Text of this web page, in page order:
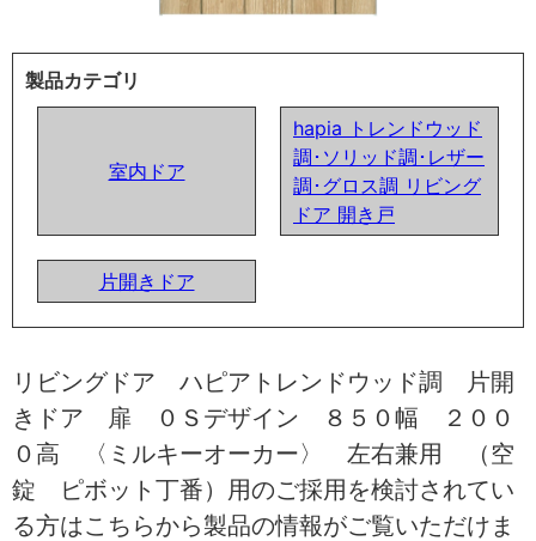
製品カテゴリ
室内ドア
hapia トレンドウッド
調･ソリッド調･レザー
調･グロス調 リビング
ドア 開き戸
片開きドア
リビングドア ハピアトレンドウッド調 片開
きドア 扉 ０Ｓデザイン ８５０幅 ２００
０高 〈ミルキーオーカー〉 左右兼用 （空
錠 ピボット丁番）用のご採用を検討されてい
る方はこちらから製品の情報がご覧いただけま